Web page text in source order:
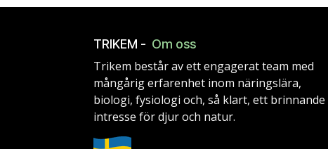
TRIKEM - Om oss
Trikem består av ett engagerat team med
mångårig erfarenhet inom näringslära,
biologi, fysiologi och, så klart, ett brinnande
intresse för djur och natur.